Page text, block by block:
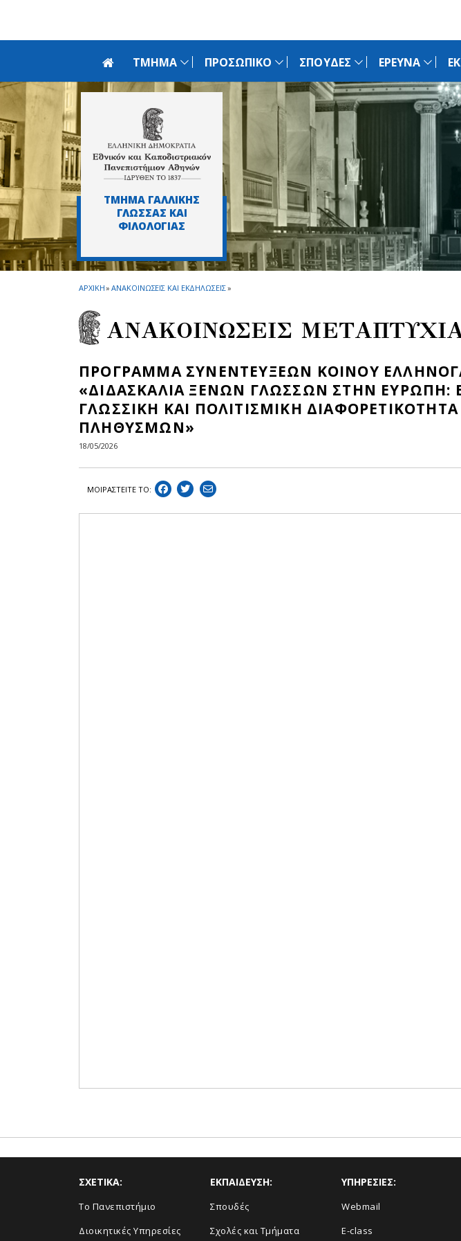
ΤΜΗΜΑ ΠΡΟΣΩΠΙΚΟ ΣΠΟΥΔΕΣ ΕΡΕΥΝΑ
ΤΜΗΜΑ ΓΑΛΛΙΚΗΣ
ΓΛΩΣΣΑΣ ΚΑΙ
ΦΙΛΟΛΟΓΙΑΣ
ΑΡΧΙΚΗ» ΑΝΑΚΟΙΝΩΣΕΙΣ ΚΑΙ ΕΚΔΗΛΩΣΕΙΣ»
ΑΝΑΚΟΙΝΩΣΕΙΣ
ΠΡΟΓΡΑΜΜΑ ΣΥΝΕΝΤΕΥΞΕΩΝ ΚΟΙΝΟΥ
«ΔΙΔΑΣΚΑΛΙΑ ΞΕΝΩΝ ΓΛΩΣΣΩΝ ΣΤΗΝ ΕΥΡΩΠΗ:
ΓΛΩΣΣΙΚΗ ΚΑΙ ΠΟΛΙΤΙΣΜΙΚΗ
ΠΛΗΘΥΣΜΩΝ»
18/05/2026
ΜΟΙΡΑΣΤEIΤΕ ΤΟ:
ΣΧΕΤΙΚΑ:
Το Πανεπιστήμιο
Διοικητικές Υπηρεσίες
ΕΚΠΑΙΔΕΥΣΗ:
Σπουδές
Σχολές και Τμήματα
ΥΠΗΡΕΣΙΕΣ:
Webmail
E-class